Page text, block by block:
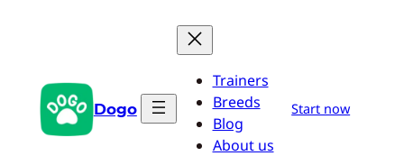
Dogo
Trainers
Breeds
Blog
About us
Start now